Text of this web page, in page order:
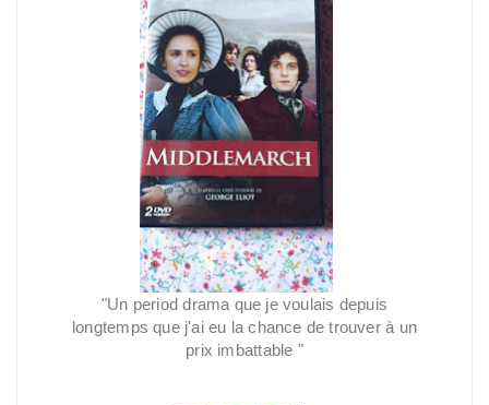
"Un period drama que je voulais depuis
longtemps que j'ai eu la chance de trouver à un
prix imbattable "